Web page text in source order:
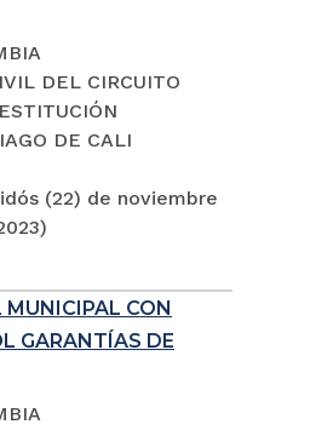
DEL CIRCUITO
DE CALI
(22) de noviembre
CON
GARANTÍAS DE